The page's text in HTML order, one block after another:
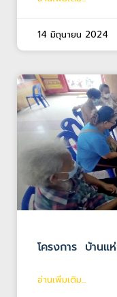
14 มิถุนายน 2024
โครงการ บ้านแ
อ่านเพิ่มเติม...